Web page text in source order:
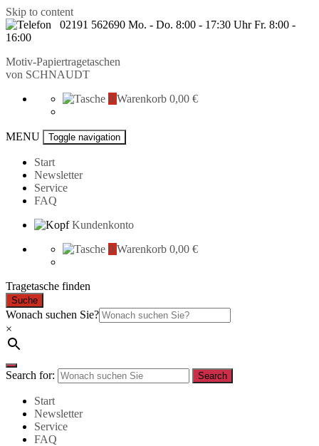
Skip to content
02191 562690 Mo. - Do. 8:00 - 17:30 Uhr Fr. 8:00 -
16:00
Motiv-Papiertragetaschen
von SCHNAUDT
0 Warenkorb 0,00 €
MENU Toggle navigation
Start
Newsletter
Service
FAQ
Kundenkonto
0 Warenkorb 0,00 €
Tragetasche finden
Suche
Wonach suchen Sie?
×
Search for: Search
Start
Newsletter
Service
FAQ